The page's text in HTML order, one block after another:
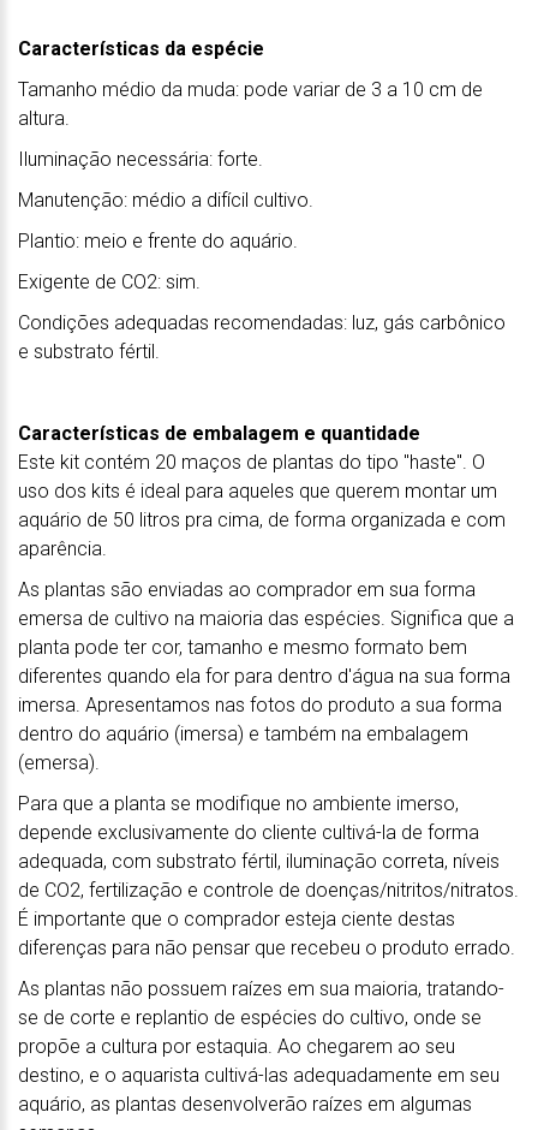
Características da espécie
Tamanho médio da muda: pode variar de 3 a 10 cm de
altura.
Iluminação necessária: forte.
Manutenção: médio a difícil cultivo.
Plantio: meio e frente do aquário.
Exigente de CO2: sim.
Condições adequadas recomendadas: luz, gás carbônico
e substrato fértil.
Características de embalagem e quantidade
Este kit contém 20 maços de plantas do tipo "haste". O
uso dos kits é ideal para aqueles que querem montar um
aquário de 50 litros pra cima, de forma organizada e com
aparência.
As plantas são enviadas ao comprador em sua forma
emersa de cultivo na maioria das espécies. Significa que a
planta pode ter cor, tamanho e mesmo formato bem
diferentes quando ela for para dentro d'água na sua forma
imersa. Apresentamos nas fotos do produto a sua forma
dentro do aquário (imersa) e também na embalagem
(emersa).
Para que a planta se modifique no ambiente imerso,
depende exclusivamente do cliente cultivá-la de forma
adequada, com substrato fértil, iluminação correta, níveis
de CO2, fertilização e controle de doenças/nitritos/nitratos.
É importante que o comprador esteja ciente destas
diferenças para não pensar que recebeu o produto errado.
As plantas não possuem raízes em sua maioria, tratando-
se de corte e replantio de espécies do cultivo, onde se
propõe a cultura por estaquia. Ao chegarem ao seu
destino, e o aquarista cultivá-las adequadamente em seu
aquário, as plantas desenvolverão raízes em algumas